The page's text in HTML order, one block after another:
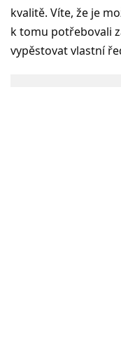
kvalitě. Víte, že je
k tomu potřebovali
vypěstovat vlastní